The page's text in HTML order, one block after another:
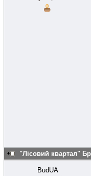
"Лісовий квартал"
BudUA